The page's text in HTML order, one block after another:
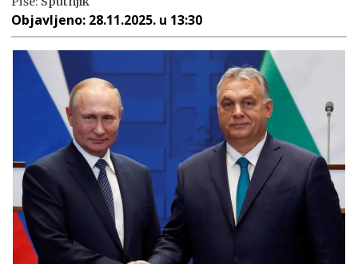
Objavljeno: 28.11.2025. u 13:30